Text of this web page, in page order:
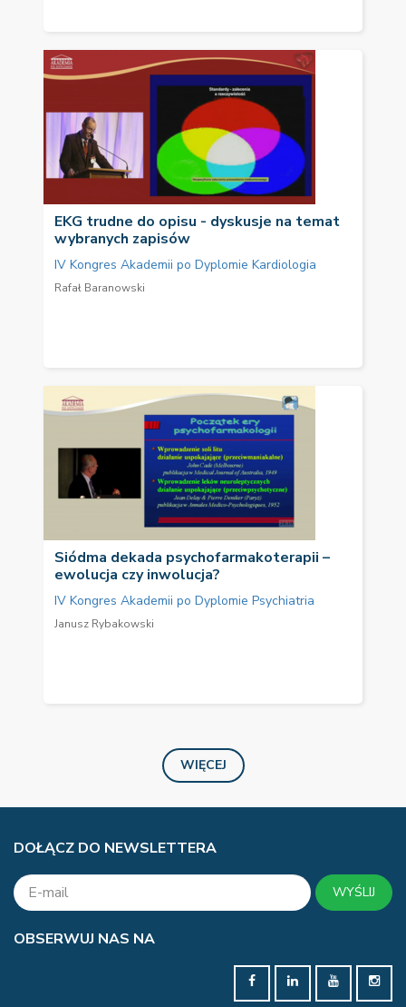
EKG trudne do opisu - dyskusje na temat
wybranych zapisów
IV Kongres Akademii po Dyplomie Kardiologia
Rafał Baranowski
Siódma dekada psychofarmakoterapii –
ewolucja czy inwolucja?
IV Kongres Akademii po Dyplomie Psychiatria
Janusz Rybakowski
WIĘCEJ
DOŁĄCZ DO NEWSLETTERA
WYŚLIJ
OBSERWUJ NAS NA